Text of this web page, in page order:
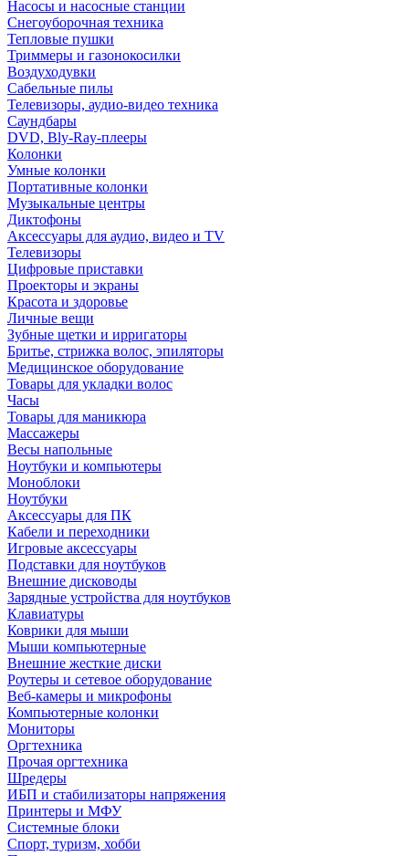
Насосы и насосные станции
Снегоуборочная техника
Тепловые пушки
Триммеры и газонокосилки
Воздуходувки
Сабельные пилы
Телевизоры, аудио-видео техника
Саундбары
DVD, Bly-Ray-плееры
Колонки
Умные колонки
Портативные колонки
Музыкальные центры
Диктофоны
Аксессуары для аудио, видео и TV
Телевизоры
Цифровые приставки
Проекторы и экраны
Красота и здоровье
Личные вещи
Зубные щетки и ирригаторы
Бритье, стрижка волос, эпиляторы
Медицинское оборудование
Товары для укладки волос
Часы
Товары для маникюра
Массажеры
Весы напольные
Ноутбуки и компьютеры
Моноблоки
Ноутбуки
Аксессуары для ПК
Кабели и переходники
Игровые аксессуары
Подставки для ноутбуков
Внешние дисководы
Зарядные устройства для ноутбуков
Клавиатуры
Коврики для мыши
Мыши компьютерные
Внешние жесткие диски
Роутеры и сетевое оборудование
Веб-камеры и микрофоны
Компьютерные колонки
Мониторы
Оргтехника
Прочая оргтехника
Шредеры
ИБП и стабилизаторы напряжения
Принтеры и МФУ
Системные блоки
Спорт, туризм, хобби